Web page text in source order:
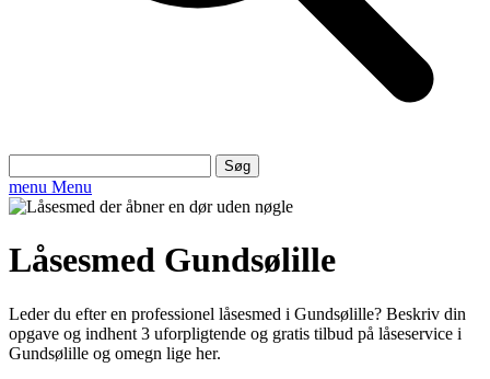
efter:
menu Menu
Låsesmed Gundsølille
Leder du efter en professionel låsesmed i Gundsølille? Beskriv din
opgave og indhent 3 uforpligtende og gratis tilbud på låseservice i
Gundsølille og omegn lige her.